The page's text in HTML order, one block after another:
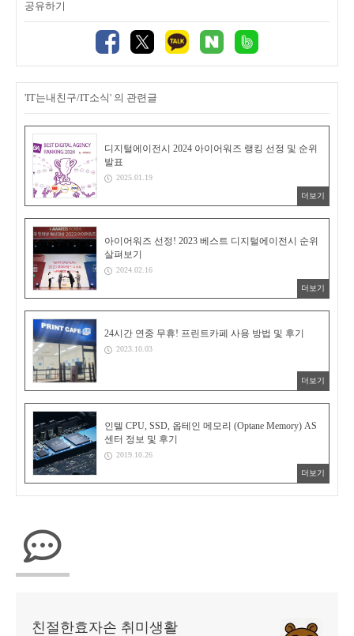
공유하기
'IT는내친구/IT소식' 의 관련글
디지털에이전시 2024 아이어워즈 랭킹 선정 및 순위
발표
2025.01.19
더보기
아이어워즈 선정! 2023 베스트 디지털에이전시 순위
살펴보기
2024.02.16
더보기
24시간 연중 무휴! 프린트카페 사용 방법 및 후기
2023.10.03
더보기
인텔 CPU, SSD, 옵테인 메모리 (Optane Memory) AS
센터 정보 및 후기
2019.10.26
더보기
친절한효자손 취미생활